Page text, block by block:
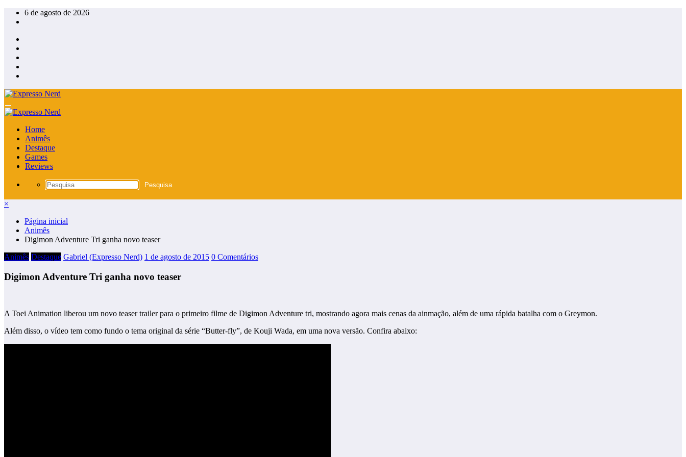
Pular
para
conteúdo
6 de agosto de 2026
Home
Animês
Destaque
Games
Reviews
×
Página inicial
Animês
Digimon Adventure Tri ganha novo teaser
Animês Destaque Gabriel (Expresso Nerd) 1 de agosto de 2015 0 Comentários
Digimon Adventure Tri ganha novo teaser
A Toei Animation liberou um novo teaser trailer para o primeiro filme de Digimon Adventure tri, mostrando agora mais cenas da ainmação, além de uma rápida batalha com o Greymon.
Além disso, o vídeo tem como fundo o tema original da série “Butter-fly”, de Kouji Wada, em uma nova versão. Confira abaixo: